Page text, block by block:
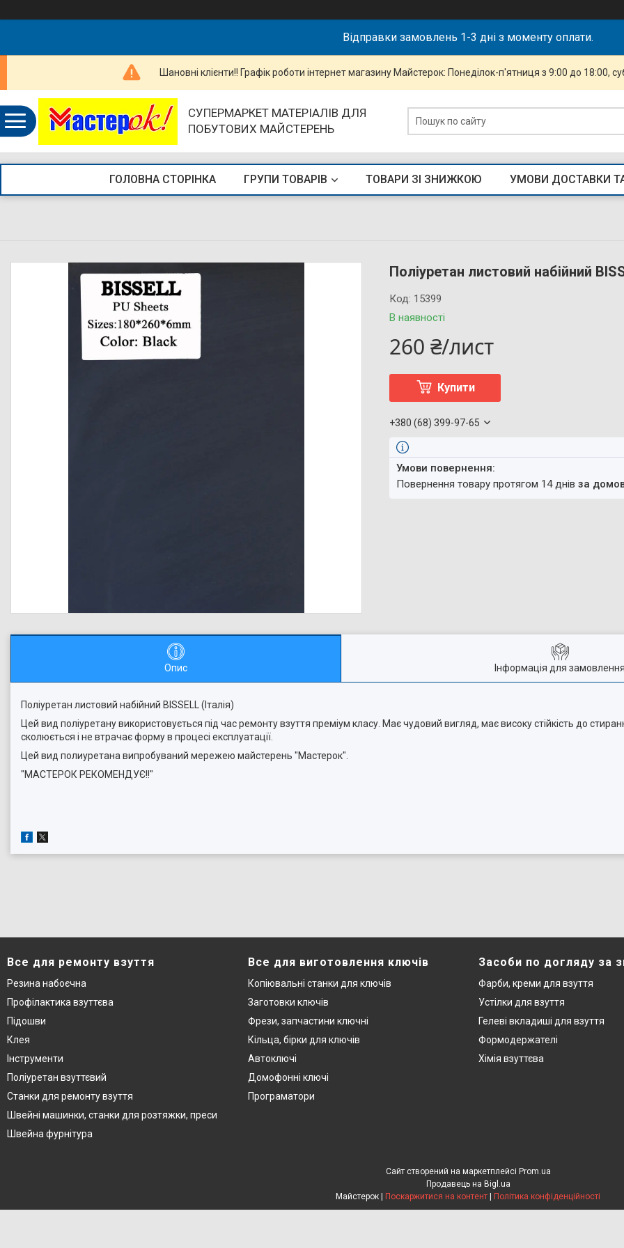
Відправки замовлень 1-3 дні з моменту оплати.
Шановні клієнти!! Графік роботи інтернет магазину Майстерок: Понеділок-п'ятниця з 9:00 до 18:00,
СУПЕРМАРКЕТ МАТЕРІАЛІВ ДЛЯ
ПОБУТОВИХ МАЙСТЕРЕНЬ
ГОЛОВНА СТОРІНКА ГРУПИ ТОВАРІВ ТОВАРИ ЗІ ЗНИЖКОЮ УМОВИ ДОСТАВКИ
Поліуретан листовий набійний
В наявності
Код: 15399
260 ₴/лист
Купити
+380 (68) 399-97-65
повернення товару протягом 14 днівза
Опис Інформація для замовлення
Поліуретан листовий набійний BISSELL (Італія)
Цей вид поліуретану використовується під час ремонту взуття преміум класу. Має чудовий вигляд, має високу стійкість до
сколюється і не втрачає форму в процесі експлуатації.
Цей вид полиуретана випробуваний мережею майстерень "Мастерок".
"МАСТЕРОК РЕКОМЕНДУЄ!!"
Все для ремонту взуття
Резина набоєчна
Профілактика взуттєва
Підошви
Клея
Інструменти
Поліуретан взуттєвий
Станки для ремонту взуття
Швейні машинки, станки для розтяжки, преси
Швейна фурнітура
Все для виготовлення ключів
Копіювальні станки для ключів
Заготовки ключів
Фрези, запчастини ключні
Кільца, бірки для ключів
Автоключі
Домофонні ключі
Програматори
Засоби по догляду за
Фарби, креми для взуття
Устілки для взуття
Гелеві вкладиші для взуття
Формодержателі
Хімія взуттєва
Сайт створений на маркетплейсі Prom.ua
Продавець на Bigl.ua
Поскаржитися на контент Політика конфіденційності